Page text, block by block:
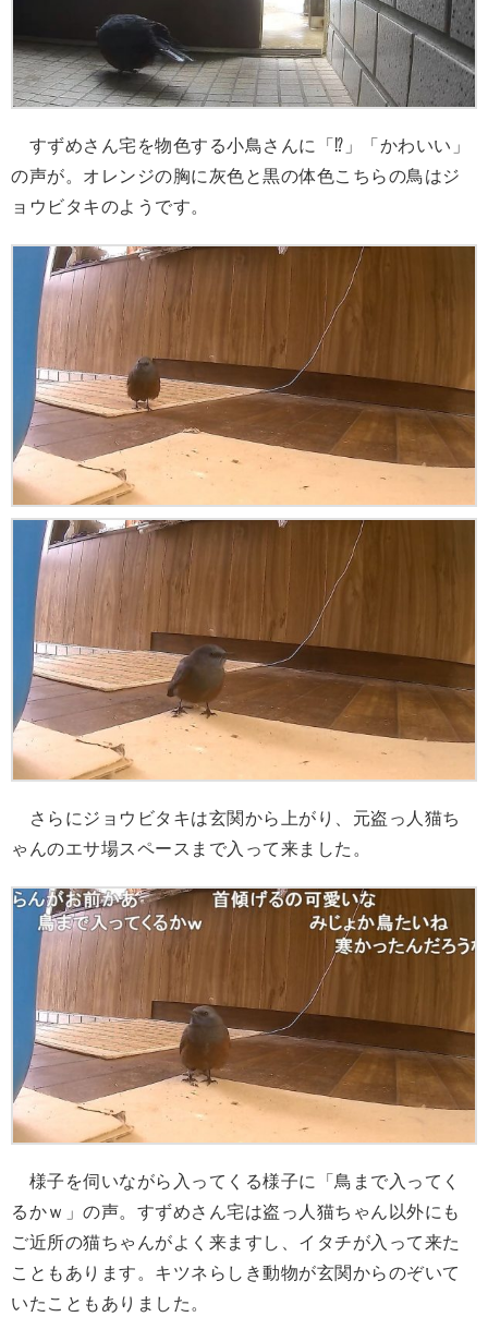
すずめさん宅を物色する小鳥さんに「⁉」「かわいい」
の声が。オレンジの胸に灰色と黒の体色こちらの鳥はジ
ョウビタキのようです。
さらにジョウビタキは玄関から上がり、元盗っ人猫ち
ゃんのエサ場スペースまで入って来ました。
様子を伺いながら入ってくる様子に「鳥まで入ってく
るかｗ」の声。すずめさん宅は盗っ人猫ちゃん以外にも
ご近所の猫ちゃんがよく来ますし、イタチが入って来た
こともあります。キツネらしき動物が玄関からのぞいて
いたこともありました。